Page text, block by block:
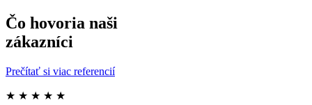
Čo hovoria naši
zákazníci
Prečítať si viac referencií
★ ★ ★ ★ ★